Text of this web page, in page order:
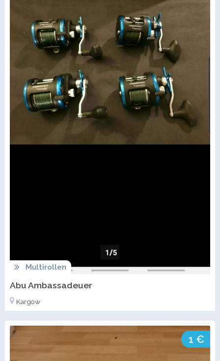
Multirollen
Abu Ambassadeuer
Kargow
1 €